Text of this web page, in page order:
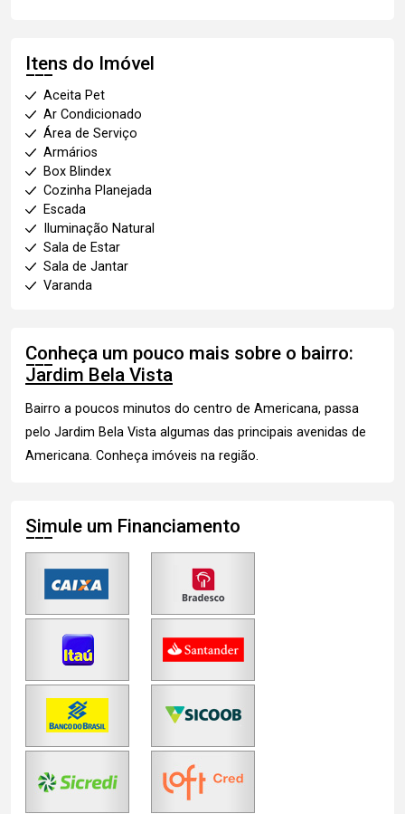
Itens do Imóvel
Aceita Pet
Ar Condicionado
Área de Serviço
Armários
Box Blindex
Cozinha Planejada
Escada
Iluminação Natural
Sala de Estar
Sala de Jantar
Varanda
Conheça um pouco mais sobre o bairro:
Jardim Bela Vista
Bairro a poucos minutos do centro de Americana, passa
pelo Jardim Bela Vista algumas das principais avenidas de
Americana. Conheça imóveis na região.
Simule um Financiamento